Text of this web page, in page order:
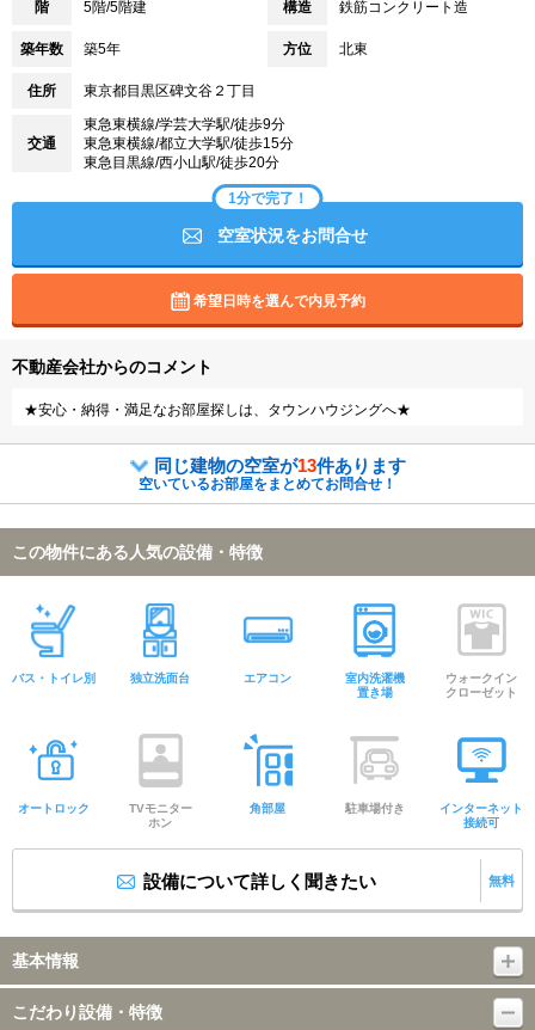
階 5階/5階建 構造 鉄筋コンクリート造
築年数 築5年 方位 北東
住所 東京都目黒区碑文谷２丁目
交通
東急東横線/学芸大学駅/徒歩9分
東急東横線/都立大学駅/徒歩15分
東急目黒線/西小山駅/徒歩20分
1分で完了！
空室状況をお問合せ
希望日時を選んで内見予約
不動産会社からのコメント
★安心・納得・満足なお部屋探しは、タウンハウジングへ★
同じ建物の空室が13件あります
空いているお部屋をまとめてお問合せ！
この物件にある人気の設備・特徴
バス・トイレ別 独立洗面台 エアコン
室内洗濯機
置き場
ウォークイン
クローゼット
オートロック
TVモニター
ホン
角部屋 駐車場付き
インターネット
接続可
設備について詳しく聞きたい 無料
基本情報
こだわり設備・特徴